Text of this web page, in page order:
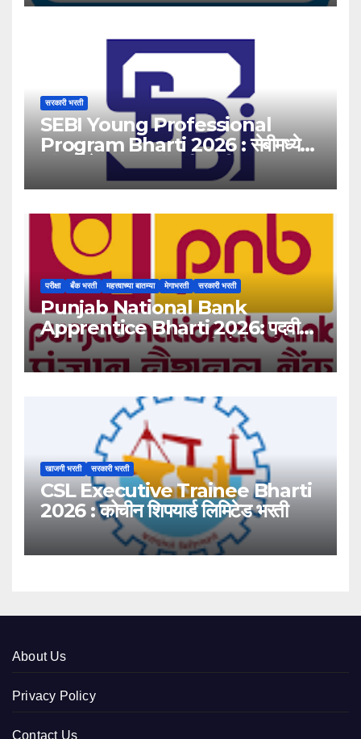
सरकारी भरती
SEBI Young Professional
Program Bharti 2026 : सेबीमध्ये
‘यंग प्रोफेशनल’ पदांसाठी भरती!
परीक्षा बँक भरती महत्त्वाच्या बातम्या मेगाभरती सरकारी भरती
Punjab National Bank
Apprentice Bharti 2026: पदवीधर
उमेदवारांसाठी ५१३८ जागांची मोठी संधी!
खाजगी भरती सरकारी भरती
CSL Executive Trainee Bharti
2026 : कोचीन शिपयार्ड लिमिटेड भरती
About Us
Privacy Policy
Contact Us